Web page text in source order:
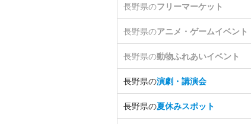
長野県のフリーマーケット
長野県のアニメ・ゲームイベント
長野県の動物ふれあいイベント
長野県の演劇・講演会
長野県の夏休みスポット